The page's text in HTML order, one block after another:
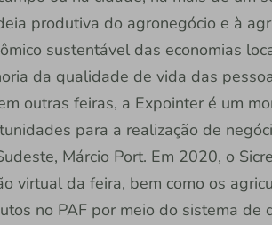
produtiva do agronegócio e à
sustentável das economias
da qualidade de vida das
outras feiras, a Expointer é um
para a realização de
Márcio Port. Em 2020, o
virtual da feira, bem como os
no PAF por meio do sistema de